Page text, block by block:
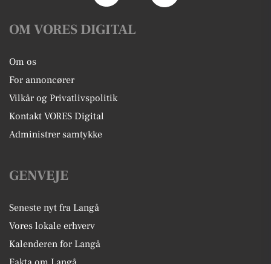
OM VORES DIGITAL
Om os
For annoncører
Vilkår og Privatlivspolitik
Kontakt VORES Digital
Administrer samtykke
GENVEJE
Seneste nyt fra Langå
Vores lokale erhverv
Kalenderen for Langå